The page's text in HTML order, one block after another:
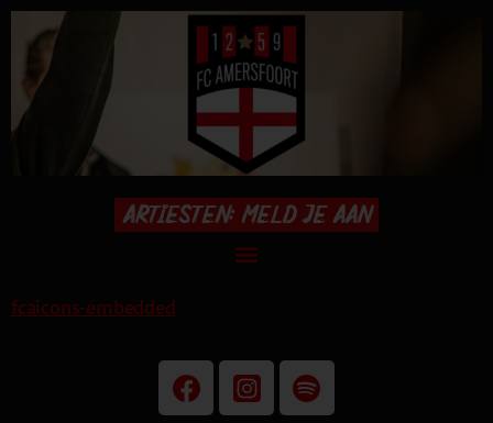
ARTIESTEN: MELD JE AAN
fcaicons-embedded